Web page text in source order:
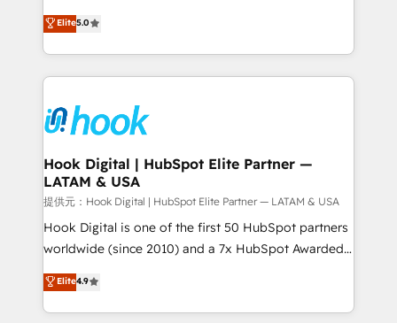
HubSpot partners 🔄 Top 5% globally in client
retention 📅 8+ years of consistent results since 2017
move beyond spreadsheets into unified systems
that drive real business results.
achieve real growth. We specialize in delivering
tailored solutions that drive results by leveraging
HubSpot’s platform and data to fuel success.
Technical Solutions: - HubSpot Technical Consulting -
Onboarding - Data Migration & Integrations -
Technical Audit & Optimization Strategic Solutions: -
Revenue Operations - Inbound Marketing -
Outbound Marketing - HubSpot CMS Website
Design & Development We empower our clients to
reach their full potential by providing transparent,
relationship-driven support. With over 300 HubSpot
technical know-how and strategic guidance you
need to succeed.
Elite5.0
Hook Digital | HubSpot Elite Partner —
LATAM & USA
提供元：Hook Digital | HubSpot Elite Partner — LATAM & USA
Hook Digital is one of the first 50 HubSpot partners
worldwide (since 2010) and a 7x HubSpot Awarded
Elite Partner. With 500+ projects across the U.S.,
Brazil, and LATAM, we combine global expertise with
regional experience. Today, we are Brazil’s largest
Elite4.9